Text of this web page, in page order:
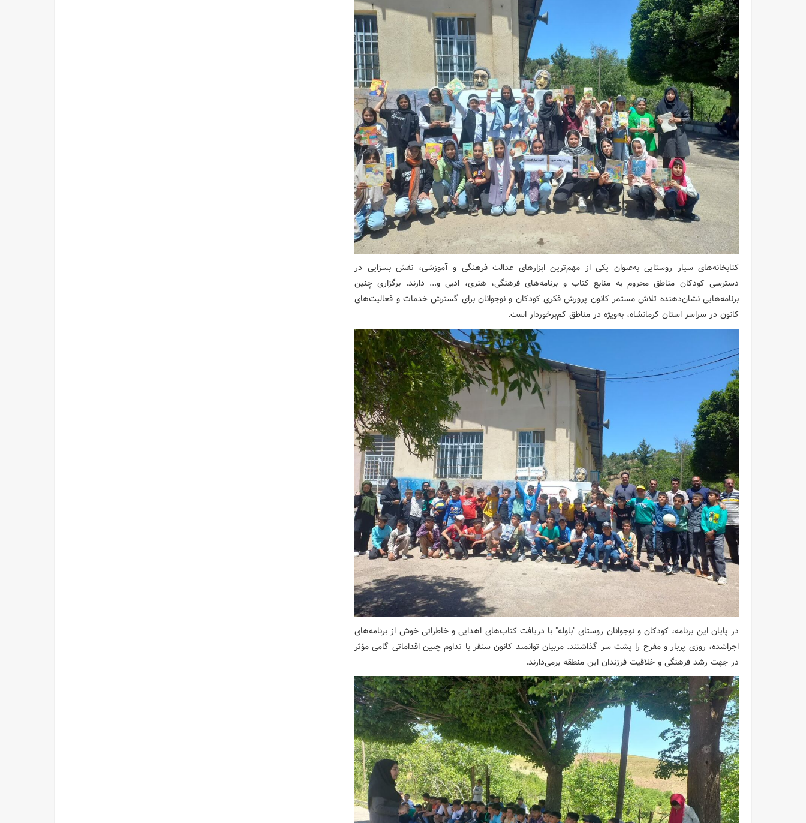
کتابخانه‌های سیار روستایی به‌عنوان یکی از مهم‌ترین ابزارهای عدالت فرهنگی و آموزشی، نقش بسزایی در
دسترسی کودکان مناطق محروم به منابع کتاب و برنامه‌های فرهنگی، هنری، ادبی و... دارند. برگزاری چنین
برنامه‌هایی نشان‌دهنده تلاش مستمر کانون پرورش فکری کودکان و نوجوانان برای گسترش خدمات و فعالیت‌های
کانون در سراسر استان کرمانشاه، به‌ویژه در مناطق کم‌برخوردار است.
در پایان این برنامه، کودکان و نوجوانان روستای "باوله" با دریافت کتاب‌های اهدایی و خاطراتی خوش از برنامه‌های
اجراشده، روزی پربار و مفرح را پشت سر گذاشتند. مربیان توانمند کانون سنقر با تداوم چنین اقداماتی گامی مؤثر
در جهت رشد فرهنگی و خلاقیت فرزندان این منطقه برمی‌دارند.